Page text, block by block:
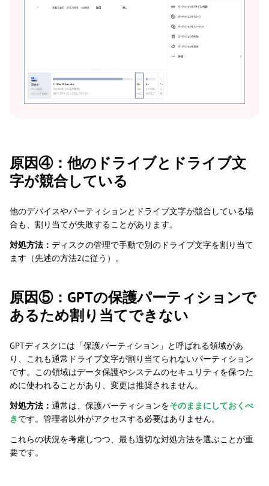
原因④：他のドライブとドライブ文
字が競合している
他のデバイスやパーティションとドライブ文字が競合している場
合も、割り当てが失敗することがあります。
対処方法： ディスクの管理で手動で別のドライブ文字を割り当て
ます（先述の方法2に従う）。
原因⑤：GPTの保護パーティションで
あるため割り当てできない
GPTディスクには「保護パーティション」と呼ばれる領域があ
り、これも通常ドライブ文字が割り当てられないパーティション
です。この領域はデータ保護やシステムのセキュリティを保つた
めに使われることがあり、変更は推奨されません。
対処方法： 通常は、保護パーティションをそのままにしておくべ
きです。管理者以外がアクセスする必要はありません。
これらの状況を考慮しつつ、最も適切な対処方法を選ぶことが重
要です。